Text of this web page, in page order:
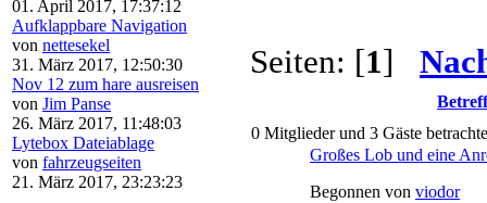
01. April 2017, 17:37:12
Aufklappbare Navigation
von nettesekel
31. März 2017, 12:50:30
Nov 12 zum hare ausreisen
von Jim Panse
26. März 2017, 11:48:03
Lytebox Dateiablage
von fahrzeugseiten
21. März 2017, 23:23:23
Seiten: [1]
Betreff
0 Mitglieder und 3 Gäste
Großes Lob und eine
Begonnen von viodor